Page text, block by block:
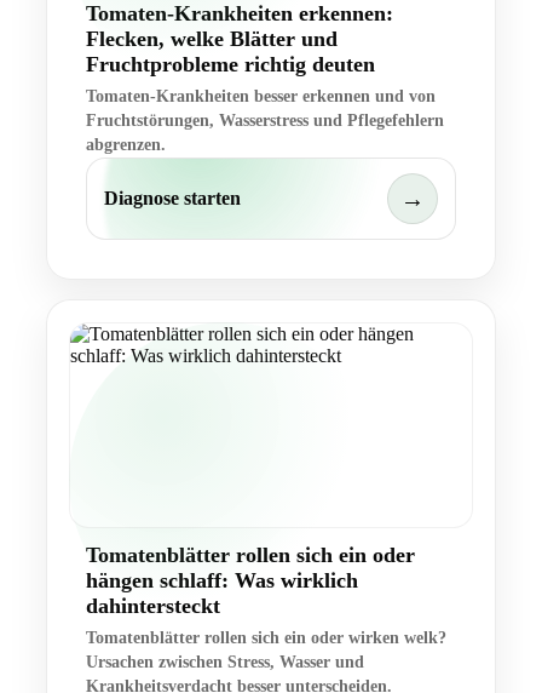
Tomaten-Krankheiten erkennen:
Flecken, welke Blätter und
Fruchtprobleme richtig deuten
Tomaten-Krankheiten besser erkennen und von
Fruchtstörungen, Wasserstress und Pflegefehlern
abgrenzen.
Diagnose starten →
Tomatenblätter rollen sich ein oder
hängen schlaff: Was wirklich
dahintersteckt
Tomatenblätter rollen sich ein oder wirken welk?
Ursachen zwischen Stress, Wasser und
Krankheitsverdacht besser unterscheiden.